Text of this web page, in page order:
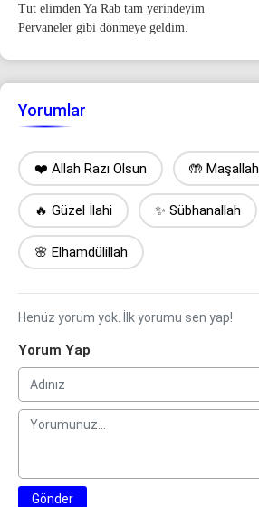
Tut elimden Ya Rab tam yerindeyim
Pervaneler gibi dönmeye geldim.
Yorumlar
❤️ Allah Razı Olsun 🤲 Maşallah
🔥 Güzel İlahi ✨ Sübhanallah
🌸 Elhamdülillah
Henüz yorum yok. İlk yorumu sen yap!
Yorum Yap
Gönder